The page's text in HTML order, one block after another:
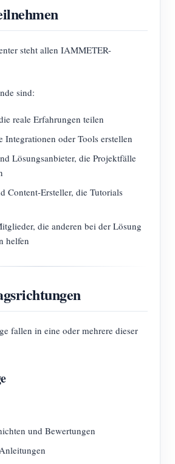
steht allen IAMMETER-
sind:
reale Erfahrungen teilen
Integrationen oder Tools erstellen
Lösungsanbieter, die Projektfälle
Content-Ersteller, die Tutorials
die anderen bei der Lösung
helfen
fallen in eine oder mehrere dieser
und Bewertungen